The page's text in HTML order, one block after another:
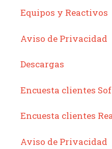
Equipos y Reactivos
Aviso de Privacidad
Descargas
Encuesta clientes
Encuesta clientes
Aviso de Privacidad